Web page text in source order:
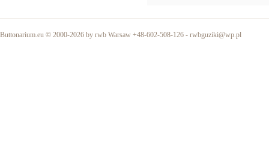
Buttonarium.eu © 2000-2026 by rwb Warsaw +48-602-508-126 - rwbguziki@wp.pl